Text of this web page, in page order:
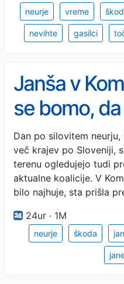
neurje vreme
nevihte gasilci
Janša v
se bomo,
prišla čim
Dan po silovitem
več krajev po Sloveniji,
terenu ogledujejo tudi
aktualne koalicije. V
bilo najhuje, sta prišla
24ur · 1M
neurje škoda